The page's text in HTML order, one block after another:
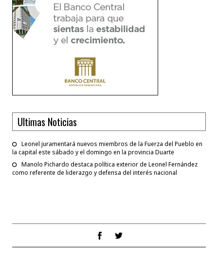
Ultimas Noticias
Leonel juramentará nuevos miembros de la Fuerza del Pueblo en
la capital este sábado y el domingo en la provincia Duarte
Manolo Pichardo destaca política exterior de Leonel Fernández
como referente de liderazgo y defensa del interés nacional